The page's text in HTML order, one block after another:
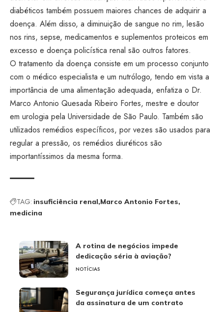
diabéticos também possuem maiores chances de adquirir a
doença. Além disso, a diminuição de sangue no rim, lesão
nos rins, sepse, medicamentos e suplementos proteicos em
excesso e doença policística renal são outros fatores.
O tratamento da doença consiste em um processo conjunto
com o médico especialista e um nutrólogo, tendo em vista a
importância de uma alimentação adequada, enfatiza o Dr.
Marco Antonio Quesada Ribeiro Fortes, mestre e doutor
em urologia pela Universidade de São Paulo. Também são
utilizados remédios específicos, por vezes são usados para
regular a pressão, os remédios diuréticos são
importantíssimos da mesma forma.
TAG: insuficiência renal Marco Antonio Fortes
medicina
A rotina de negócios impede
dedicação séria à aviação?
NOTÍCIAS
Segurança jurídica começa antes
da assinatura de um contrato